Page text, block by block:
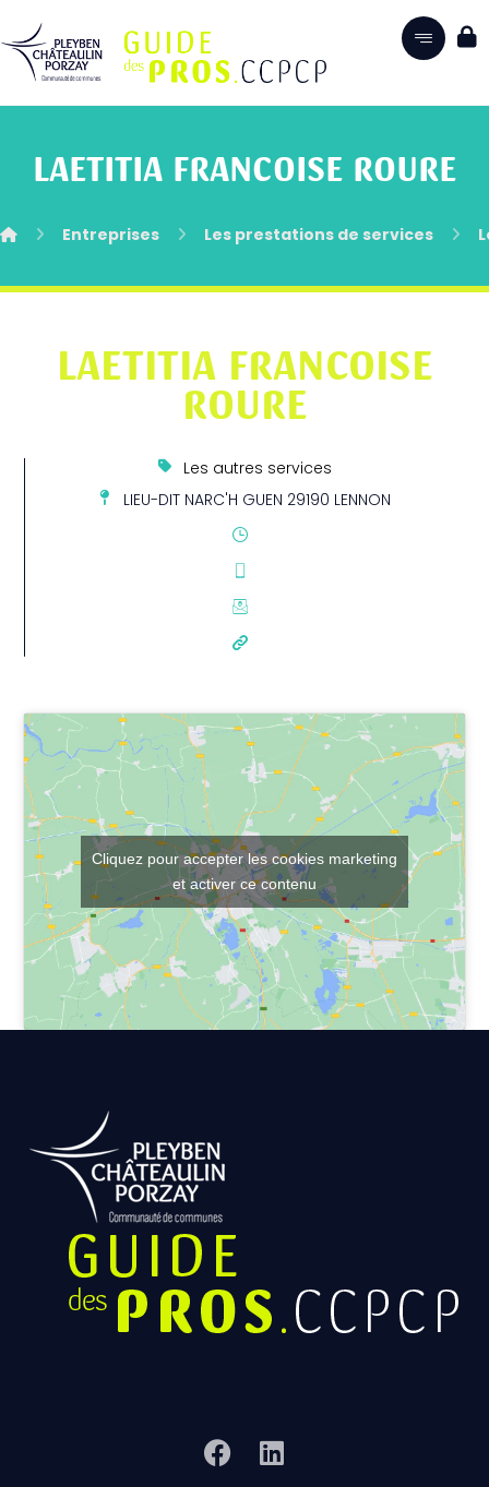
LAETITIA FRANCOISE ROURE
Entreprises Les prestations de services
LAETITIA FRANCOISE
ROURE
Les autres services
LIEU-DIT NARC'H GUEN 29190 LENNON
Cliquez pour accepter les cookies marketing
et activer ce contenu